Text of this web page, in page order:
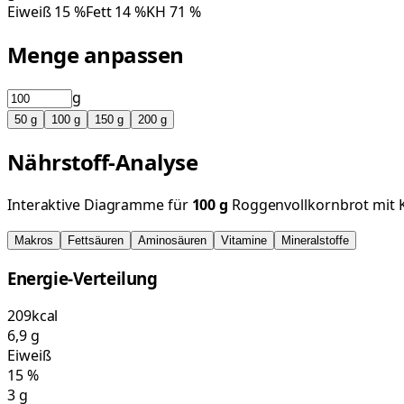
Eiweiß15%Fett14%KH 71 %
Menge anpassen
g
50 g 100 g 150 g 200 g
Nährstoff-Analyse
Interaktive Diagramme für 100g Roggenvollkornbrot mit
Makros Fettsäuren Aminosäuren Vitamine Mineralstoffe
Energie-Verteilung
209kcal
6,9g
Eiweiß
15%
3g